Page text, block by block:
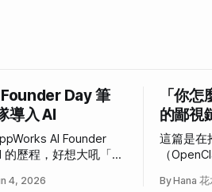
Day 筆
導入 AI
AI Founder
的歷程，好想大吼「我
4, 2026
「你
的鄙視
這篇是在
（
By Hana